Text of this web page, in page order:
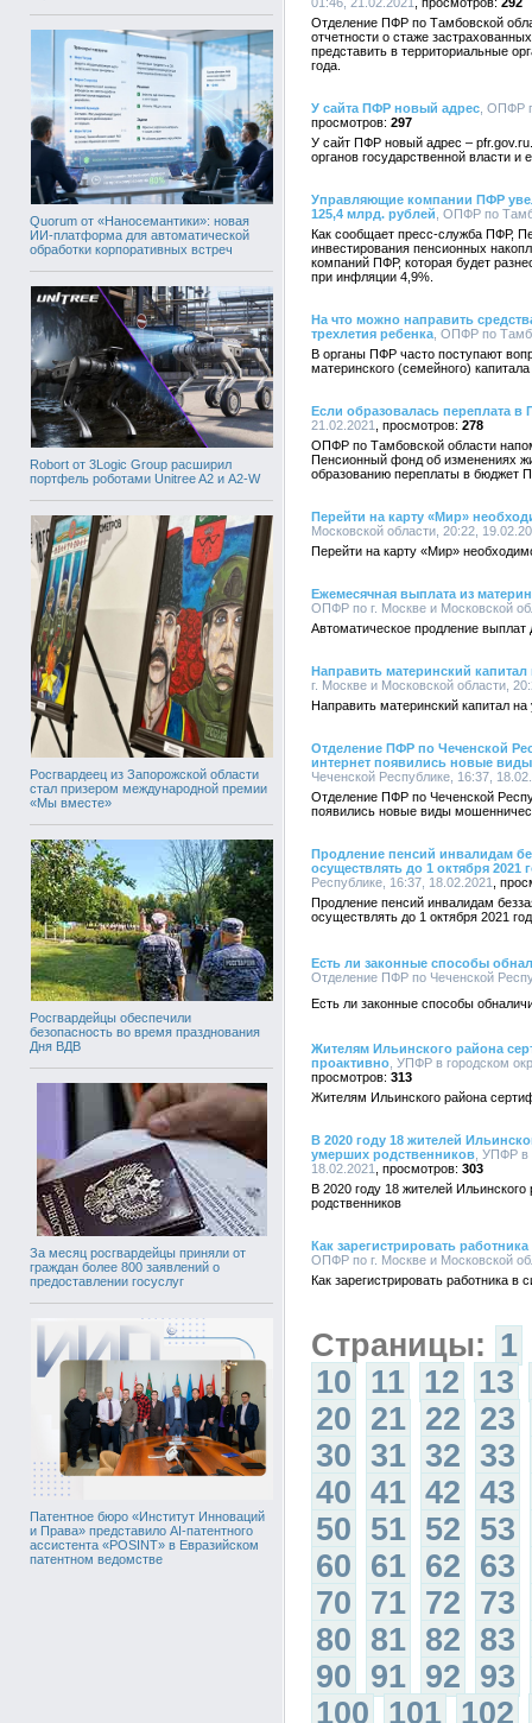
Quorum от «Наносемантики»: новая
ИИ-платформа для автоматической
обработки корпоративных встреч
Robort от 3Logic Group расширил
портфель роботами Unitree A2 и A2-W
Росгвардеец из Запорожской области
стал призером международной премии
«Мы вместе»
Росгвардейцы обеспечили
безопасность во время празднования
Дня ВДВ
За месяц росгвардейцы приняли от
граждан более 800 заявлений о
предоставлении госуслуг
Патентное бюро «Институт Инноваций
и Права» представило AI-патентного
ассистента «POSINT» в Евразийском
патентном ведомстве
Отделение ПФР по Тамбовской
отчетности о стаже
представить в территориальные
года.
У сайта ПФР новый адрес , ОПФР
297
У сайт ПФР новый адрес –
органов государственной власти и
Управляющие компании ПФР
125,4 млрд. рублей , ОПФР по
Как сообщает пресс-служба ПФР,
инвестирования пенсионных
компаний ПФР, которая будет
при инфляции 4,9%.
На что можно направить
трехлетия ребенка , ОПФР по
В органы ПФР часто поступают
материнского (семейного)
Если образовалась переплата в
21.02.2021
278
ОПФР по Тамбовской области
Пенсионный фонд об изменениях
образованию переплаты в бюджет
Перейти на карту «Мир»
Московской области, 20:22,
Перейти на карту «Мир»
Ежемесячная выплата из
ОПФР по г. Москве и Московской
Автоматическое продление выплат
Направить материнский
г. Москве и Московской области,
Направить материнский капитал
Отделение ПФР по Чеченской
интернет появились новые
Чеченской Республике, 16:37,
Отделение ПФР по Чеченской
появились новые виды
Продление пенсий инвалидам
осуществлять до 1 октября 2021
Республике, 16:37, 18.02.2021
Продление пенсий инвалидам
осуществлять до 1 октября 2021
Есть ли законные способы
Отделение ПФР по Чеченской
Есть ли законные способы
Жителям Ильинского района
проактивно , УПФР в городском
313
Жителям Ильинского района
В 2020 году 18 жителей
умерших родственников , УПФР в
18.02.2021
303
В 2020 году 18 жителей
родственников
Как зарегистрировать
ОПФР по г. Москве и Московской
Как зарегистрировать работника в
Страницы: 1
10 11 12 13
20 21 22 23
30 31 32 33
40 41 42 43
50 51 52 53
60 61 62 63
70 71 72 73
80 81 82 83
90 91 92 93
100 101 102